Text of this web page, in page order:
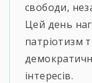
свободи,
Цей день
патріотизм
інтересів.